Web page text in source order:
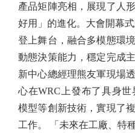
產品矩陣亮相，展現了人
好用」的進化。大會開幕
登上舞台，融合多模態環
動態決策能力，穩定完成
新中心總經理熊友軍現場
心在WRC上發布了具身
模型等創新技術，實現了
工作。 「未來在工廠、特